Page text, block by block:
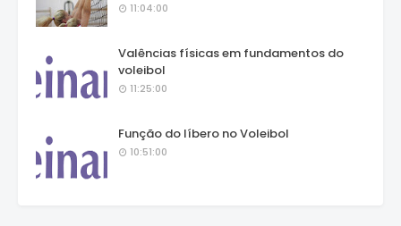
11:04:00
Valências físicas em fundamentos do
voleibol
11:25:00
Função do líbero no Voleibol
10:51:00